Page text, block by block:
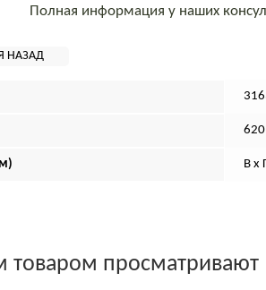
Полная информация у наших
620
В х
товаром просматривают